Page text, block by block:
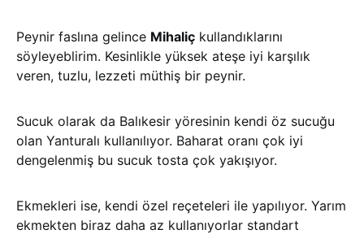
Peynir faslına gelince Mihaliç kullandıklarını
söyleyeblirim. Kesinlikle yüksek ateşe iyi karşılık
veren, tuzlu, lezzeti müthiş bir peynir.
Sucuk olarak da Balıkesir yöresinin kendi öz sucuğu
olan Yanturalı kullanılıyor. Baharat oranı çok iyi
dengelenmiş bu sucuk tosta çok yakışıyor.
Ekmekleri ise, kendi özel reçeteleri ile yapılıyor. Yarım
ekmekten biraz daha az kullanıyorlar standart